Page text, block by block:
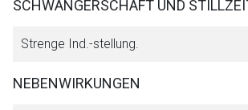
SCHWANGERSCHAFT UND
Strenge Ind.-stellung.
NEBENWIRKUNGEN